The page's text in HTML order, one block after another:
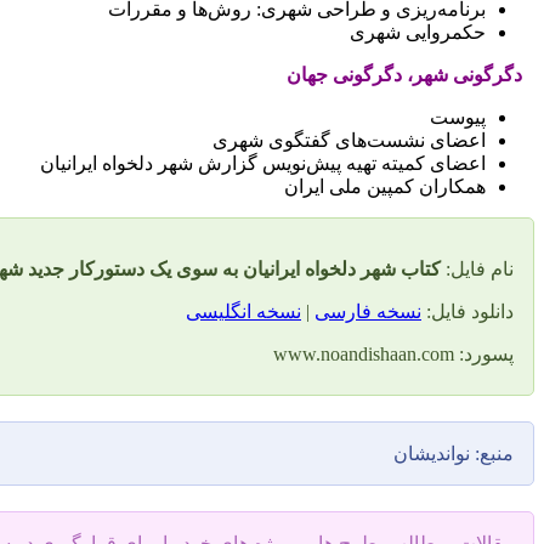
برنامه‌ریزی و طراحی شهری: روش‌ها و مقررات
حکمروایی شهری
دگرگونی شهر، دگرگونی جهان
پیوست
اعضای نشست‌های گفتگوی شهری
اعضای کمیته تهیه پیش‌نویس گزارش شهر دلخواه ایرانیان
همکاران کمپین ملی ایران
نام فایل:کتاب شهر دلخواه ایرانیان به سوی یک دستورکار جدید
دانلود فایل: نسخه فارسی | نسخه انگلیسی
پسورد: www.noandishaan.com
منبع: نواندیشان